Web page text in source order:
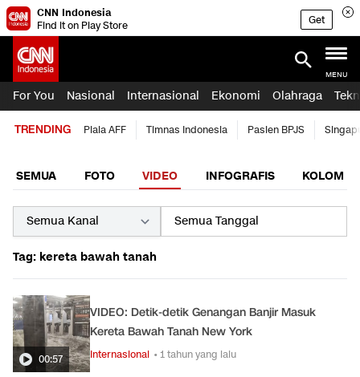
CNN Indonesia
Find it on Play Store
Get
MENU
For You Nasional Internasional Ekonomi Olahraga
TRENDING Piala AFF Timnas Indonesia Pasien BPJS
SEMUA FOTO VIDEO INFOGRAFIS KOLOM
Tag: kereta bawah tanah
00:57
VIDEO: Detik-detik Genangan Banjir Masuk
Kereta Bawah Tanah New York
Internasional • 1 tahun yang lalu